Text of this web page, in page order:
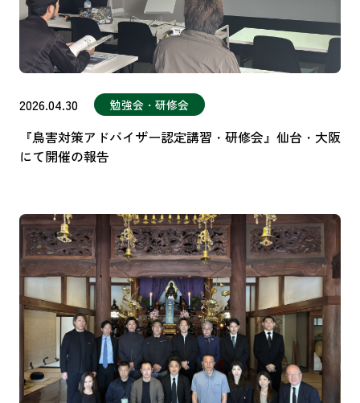
2026.04.30 勉強会・研修会
『鳥害対策アドバイザー認定講習・研修会』仙台・大阪
にて開催の報告